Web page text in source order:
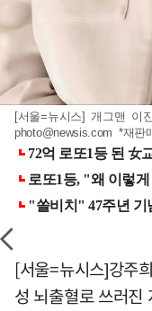
[서울=뉴시스] 개그맨 이
photo@newsis.com *재판
[서울=뉴시스]강주
성 뇌출혈로 쓰러진